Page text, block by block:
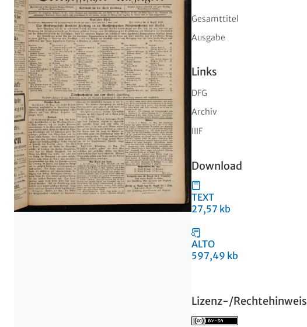
Gesamttitel
Ausgabe
Links
DFG
Archiv
IIIF
Download
TEXT
27,57 kb
ALTO
597,49 kb
Lizenz-/Rechtehinweis